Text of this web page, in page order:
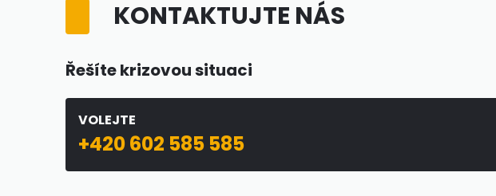
KONTAKTUJTE NÁS
Řešíte krizovou situaci
VOLEJTE
+420 602 585 585